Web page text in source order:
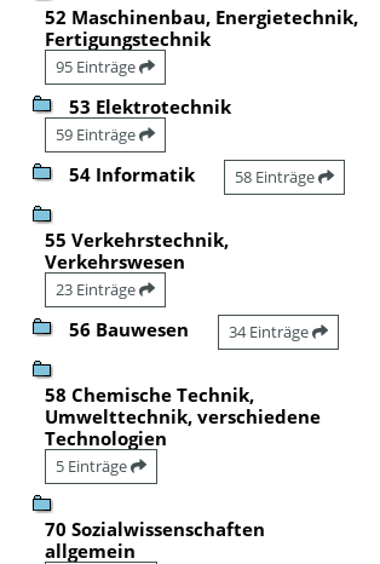
52 Maschinenbau, Energietechnik,
Fertigungstechnik
95 Einträge
53 Elektrotechnik
59 Einträge
54 Informatik 58 Einträge
55 Verkehrstechnik,
Verkehrswesen
23 Einträge
56 Bauwesen 34 Einträge
58 Chemische Technik,
Umwelttechnik, verschiedene
Technologien
5 Einträge
70 Sozialwissenschaften
allgemein